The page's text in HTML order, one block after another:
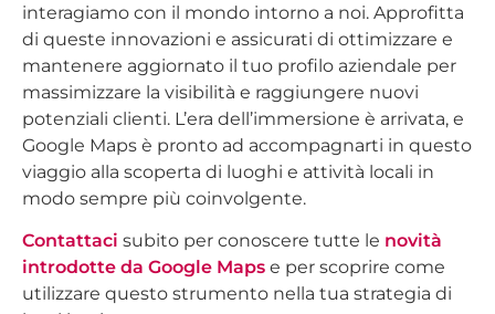
interagiamo con il mondo intorno a noi. Approfitta
di queste innovazioni e assicurati di ottimizzare e
mantenere aggiornato il tuo profilo aziendale per
massimizzare la visibilità e raggiungere nuovi
potenziali clienti. L’era dell’immersione è arrivata, e
Google Maps è pronto ad accompagnarti in questo
viaggio alla scoperta di luoghi e attività locali in
modo sempre più coinvolgente.
Contattaci subito per conoscere tutte le novità
introdotte da Google Maps e per scoprire come
utilizzare questo strumento nella tua strategia di